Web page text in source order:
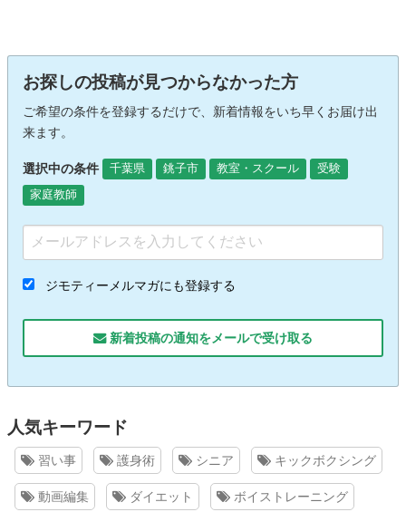
お探しの投稿が見つからなかった方
ご希望の条件を登録するだけで、新着情報をいち早くお届け出
来ます。
選択中の条件 千葉県 銚子市 教室・スクール
受験
家庭教師
ジモティーメルマガにも登録する
新着投稿の通知をメールで受け取る
人気キーワード
習い事 護身術 シニア キックボクシング
動画編集 ダイエット ボイストレーニング